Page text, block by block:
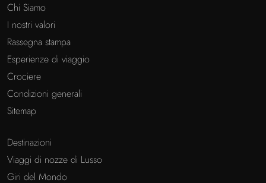
Chi Siamo
I nostri valori
Rassegna stampa
Esperienze di viaggio
Crociere
Condizioni generali
Sitemap
Destinazioni
Viaggi di nozze di Lusso
Giri del Mondo